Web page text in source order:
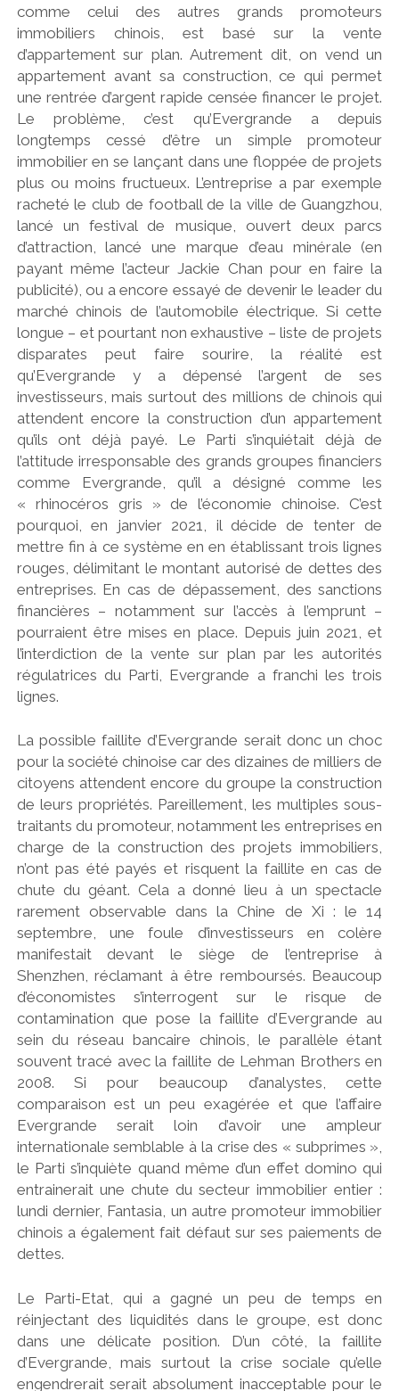
comme celui des autres grands promoteurs
immobiliers chinois, est basé sur la vente
d’appartement sur plan. Autrement dit, on vend un
appartement avant sa construction, ce qui permet
une rentrée d’argent rapide censée financer le projet.
Le problème, c’est qu’Evergrande a depuis
longtemps cessé d’être un simple promoteur
immobilier en se lançant dans une floppée de projets
plus ou moins fructueux. L’entreprise a par exemple
racheté le club de football de la ville de Guangzhou,
lancé un festival de musique, ouvert deux parcs
d’attraction, lancé une marque d’eau minérale (en
payant même l’acteur Jackie Chan pour en faire la
publicité), ou a encore essayé de devenir le leader du
marché chinois de l’automobile électrique. Si cette
longue – et pourtant non exhaustive – liste de projets
disparates peut faire sourire, la réalité est
qu’Evergrande y a dépensé l’argent de ses
investisseurs, mais surtout des millions de chinois qui
attendent encore la construction d’un appartement
qu’ils ont déjà payé. Le Parti s’inquiétait déjà de
l’attitude irresponsable des grands groupes financiers
comme Evergrande, qu’il a désigné comme les
« rhinocéros gris » de l’économie chinoise. C’est
pourquoi, en janvier 2021, il décide de tenter de
mettre fin à ce système en en établissant trois lignes
rouges, délimitant le montant autorisé de dettes des
entreprises. En cas de dépassement, des sanctions
financières – notamment sur l’accès à l’emprunt –
pourraient être mises en place. Depuis juin 2021, et
l’interdiction de la vente sur plan par les autorités
régulatrices du Parti, Evergrande a franchi les trois
lignes.
La possible faillite d’Evergrande serait donc un choc
pour la société chinoise car des dizaines de milliers de
citoyens attendent encore du groupe la construction
de leurs propriétés. Pareillement, les multiples sous-
traitants du promoteur, notamment les entreprises en
charge de la construction des projets immobiliers,
n’ont pas été payés et risquent la faillite en cas de
chute du géant. Cela a donné lieu à un spectacle
rarement observable dans la Chine de Xi : le 14
septembre, une foule d’investisseurs en colère
manifestait devant le siège de l’entreprise à
Shenzhen, réclamant à être remboursés. Beaucoup
d’économistes s’interrogent sur le risque de
contamination que pose la faillite d’Evergrande au
sein du réseau bancaire chinois, le parallèle étant
souvent tracé avec la faillite de Lehman Brothers en
2008. Si pour beaucoup d’analystes, cette
comparaison est un peu exagérée et que l’affaire
Evergrande serait loin d’avoir une ampleur
internationale semblable à la crise des « subprimes »,
le Parti s’inquiète quand même d’un effet domino qui
entrainerait une chute du secteur immobilier entier :
lundi dernier, Fantasia, un autre promoteur immobilier
chinois a également fait défaut sur ses paiements de
dettes.
Le Parti-Etat, qui a gagné un peu de temps en
réinjectant des liquidités dans le groupe, est donc
dans une délicate position. D’un côté, la faillite
d’Evergrande, mais surtout la crise sociale qu’elle
engendrerait serait absolument inacceptable pour le